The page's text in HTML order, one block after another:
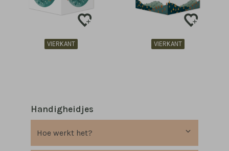
VIERKANT VIERKANT
Handigheidjes
Hoe werkt het?